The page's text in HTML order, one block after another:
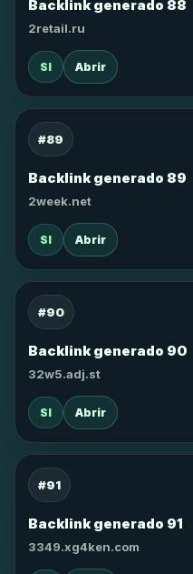
Backlink generado 88
2retail.ru
SI Abrir
#89
Backlink generado 89
2week.net
SI Abrir
#90
Backlink generado 90
32w5.adj.st
SI Abrir
#91
Backlink generado 91
3349.xg4ken.com